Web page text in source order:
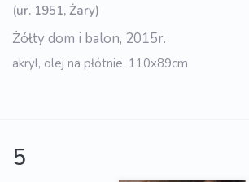
(ur. 1951, Żary)
Żółty dom i balon, 2015r.
akryl, olej na płótnie, 110x89cm
5